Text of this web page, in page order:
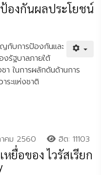
องกันผลประโยชน์
ญกับการป้องกันและ
งรัฐบาลภายใต้
า ในการผลักดันด้านการ
ระแห่งชาติ
คม 2560 ฮิต: 11103
ยื่อของ ไวรัสเรียก